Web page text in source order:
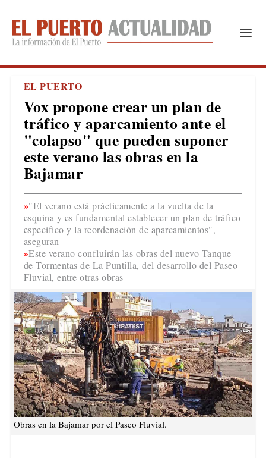
EL PUERTO
Vox propone crear un plan de
tráfico y aparcamiento ante el
"colapso" que pueden suponer
este verano las obras en la
Bajamar
"El verano está prácticamente a la vuelta de la
esquina y es fundamental establecer un plan de tráfico
específico y la reordenación de aparcamientos",
aseguran
Este verano confluirán las obras del nuevo Tanque
de Tormentas de La Puntilla, del desarrollo del Paseo
Fluvial, entre otras obras
Obras en la Bajamar por el Paseo Fluvial.